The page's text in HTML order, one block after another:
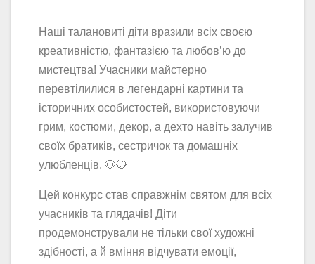
Наші талановиті діти вразили всіх своєю
креативністю, фантазією та любов’ю до
мистецтва! Учасники майстерно
перевтілилися в легендарні картини та
історичних особистостей, використовуючи
грим, костюми, декор, а дехто навіть залучив
своїх братиків, сестричок та домашніх
улюбленців. 🐶🐱
Цей конкурс став справжнім святом для всіх
учасників та глядачів! Діти
продемонстрували не тільки свої художні
здібності, а й вміння відчувати емоції,